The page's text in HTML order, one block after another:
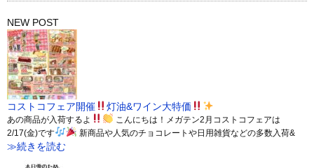
NEW POST
コストコフェア開催 灯油&ワイン大特価
あの商品が入荷するよ
こんにちは！メガテン2月コストコフェアは
2/17(金)です
新商品や人気のチョコレートや日用雑貨などの多数入荷&
≫続きを読む